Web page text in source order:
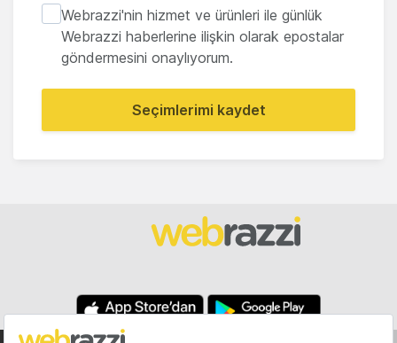
Webrazzi'nin hizmet ve ürünleri ile günlük
Webrazzi haberlerine ilişkin olarak epostalar
göndermesini onaylıyorum.
Seçimlerimi kaydet